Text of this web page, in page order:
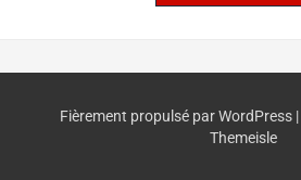
Fièrement propulsé par WordPress |
Themeisle